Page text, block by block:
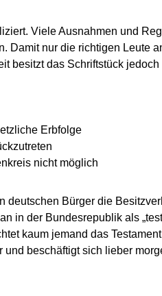
Viele Ausnahmen und
Damit nur die richtigen Leute
besitzt das Schriftstück jedoch
Erbfolge
nicht möglich
deutschen Bürger die
in der Bundesrepublik als
kaum jemand das
beschäftigt sich lieber